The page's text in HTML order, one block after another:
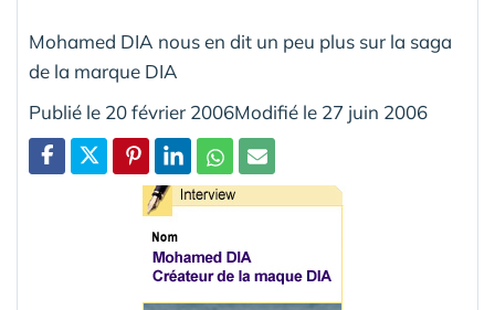
Mohamed DIA nous en dit un peu plus sur la saga
de la marque DIA
Publié le 20 février 2006Modifié le 27 juin 2006